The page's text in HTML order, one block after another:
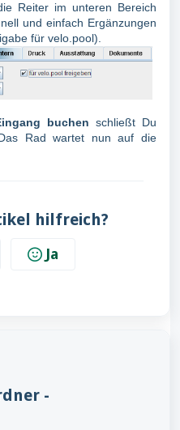
Reiter im unteren Bereich
und einfach Ergänzungen
für velo.pool).
buchen schließt Du
Rad wartet nun auf die
hilfreich?
Ja
-